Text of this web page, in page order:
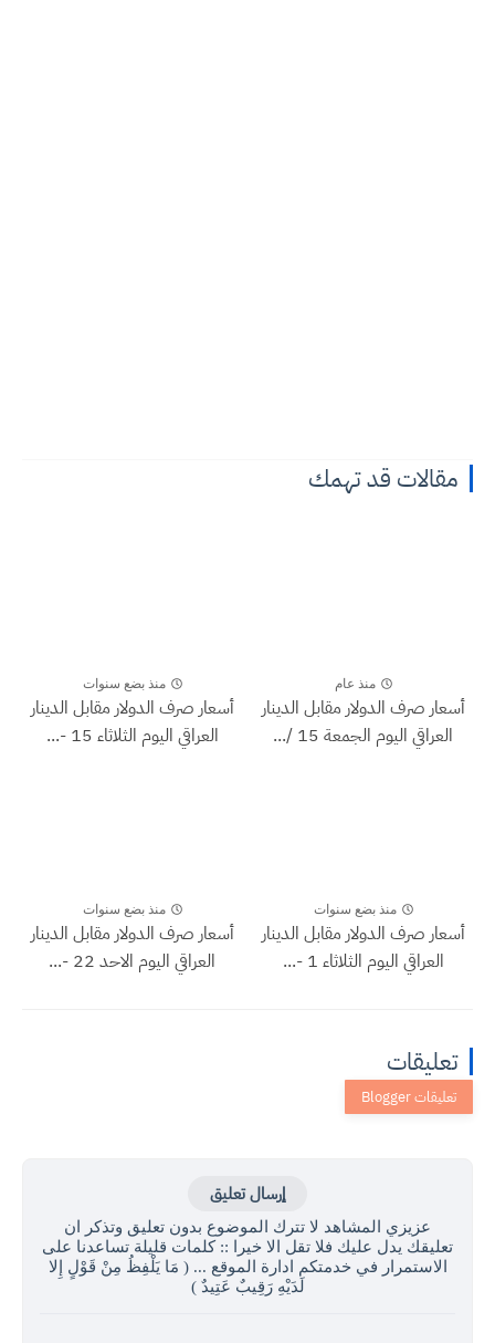
مقالات قد تهمك
منذ عام
أسعار صرف الدولار مقابل الدينار
العراقي اليوم الجمعة 15 /...
منذ بضع سنوات
أسعار صرف الدولار مقابل الدينار
العراقي اليوم الثلاثاء 15 -...
منذ بضع سنوات
أسعار صرف الدولار مقابل الدينار
العراقي اليوم الثلاثاء 1 -...
منذ بضع سنوات
أسعار صرف الدولار مقابل الدينار
العراقي اليوم الاحد 22 -...
تعليقات
إرسال تعليق
عزيزي المشاهد لا تترك الموضوع بدون تعليق وتذكر ان
تعليقك يدل عليك فلا تقل الا خيرا :: كلمات قليلة تساعدنا على
الاستمرار في خدمتكم ادارة الموقع ... ( مَا يَلْفِظُ مِنْ قَوْلٍ إِلا
لَدَيْهِ رَقِيبٌ عَتِيدٌ )